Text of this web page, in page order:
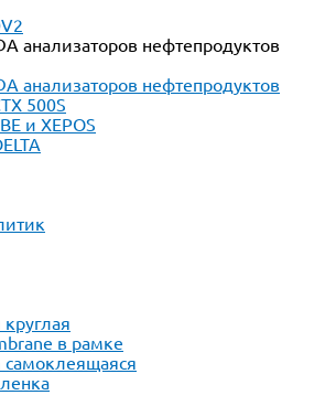
анализаторов нефтепродуктов
анализаторов нефтепродуктов
500S
и XEPOS
в рамке
самоклеящаяся